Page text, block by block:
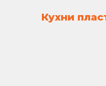
Кухни